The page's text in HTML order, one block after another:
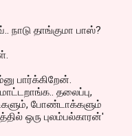
நாடு தாங்குமா பாஸ்?
பார்க்கிறேன்.
தலைப்பு,
போண்டாக்களும்
ஒரு புலம்பல்காரன்'